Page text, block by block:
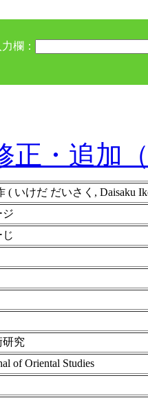
欄：
正・追加
( いけだ だいさく, Daisaku
ジ
研究
of Oriental Studies